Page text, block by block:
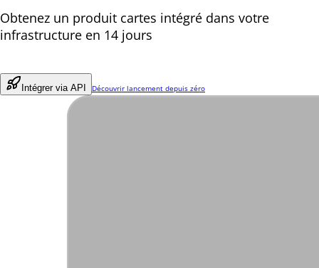
Obtenez un produit cartes intégré dans votre
infrastructure en 14 jours
Intégrer via API Découvrir lancement depuis zéro